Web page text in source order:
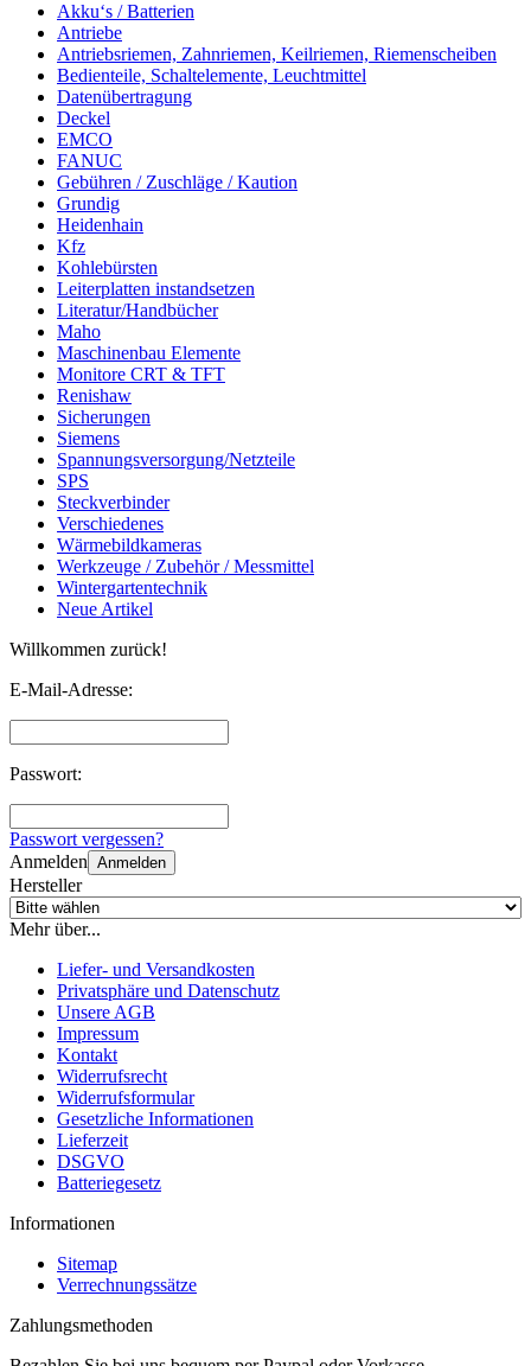
Akku‘s / Batterien
Antriebe
Antriebsriemen, Zahnriemen, Keilriemen, Riemenscheiben
Bedienteile, Schaltelemente, Leuchtmittel
Datenübertragung
Deckel
EMCO
FANUC
Gebühren / Zuschläge / Kaution
Grundig
Heidenhain
Kfz
Kohlebürsten
Leiterplatten instandsetzen
Literatur/Handbücher
Maho
Maschinenbau Elemente
Monitore CRT & TFT
Renishaw
Sicherungen
Siemens
Spannungsversorgung/Netzteile
SPS
Steckverbinder
Verschiedenes
Wärmebildkameras
Werkzeuge / Zubehör / Messmittel
Wintergartentechnik
Neue Artikel
Willkommen zurück!
E-Mail-Adresse:
Passwort:
Passwort vergessen?
Anmelden Anmelden
Hersteller
Mehr über...
Liefer- und Versandkosten
Privatsphäre und Datenschutz
Unsere AGB
Impressum
Kontakt
Widerrufsrecht
Widerrufsformular
Gesetzliche Informationen
Lieferzeit
DSGVO
Batteriegesetz
Informationen
Sitemap
Verrechnungssätze
Zahlungsmethoden